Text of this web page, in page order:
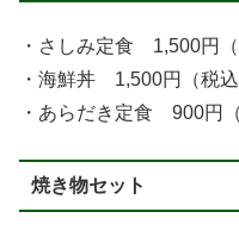
・さしみ定食 1,500円（
・海鮮丼 1,500円（税込
・あらだき定食 900円（
焼き物セット